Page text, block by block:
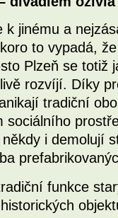
k jinému a
to vypadá,
Plzeň se
rozvíjí. Díky
tradiční
sociálního
i demolují
funkce